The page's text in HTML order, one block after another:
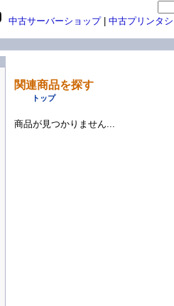
関連商品を探す
トップ
商品が見つかりません...
中古サーバーショップ| 中古プリンタ